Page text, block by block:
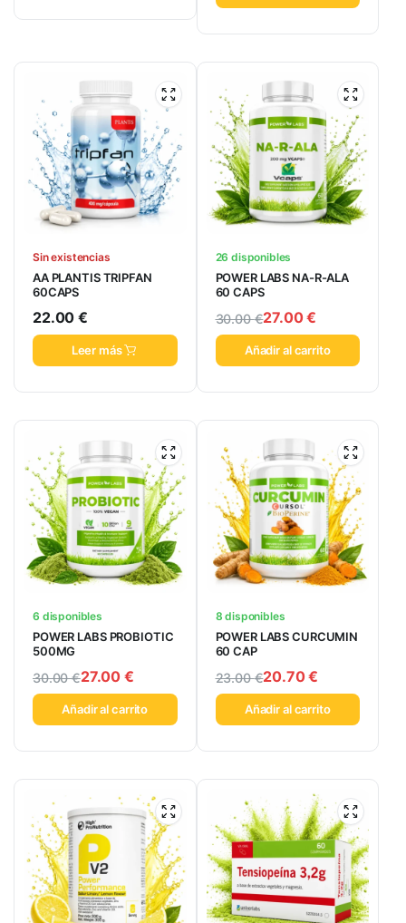
Sin existencias
AA PLANTIS TRIPFAN
60CAPS
22.00€
Leer más
26 disponibles
POWER LABS NA-R-ALA
60 CAPS
30.00€27.00€
Añadir al carrito
6 disponibles
POWER LABS PROBIOTIC
500MG
30.00€27.00 €
Añadir al carrito
8 disponibles
POWER LABS CURCUMIN
60 CAP
23.00€20.70€
Añadir al carrito